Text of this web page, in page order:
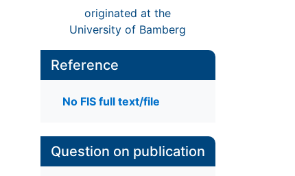
originated at the
University of Bamberg
Reference
No FIS full text/file
Question on publication